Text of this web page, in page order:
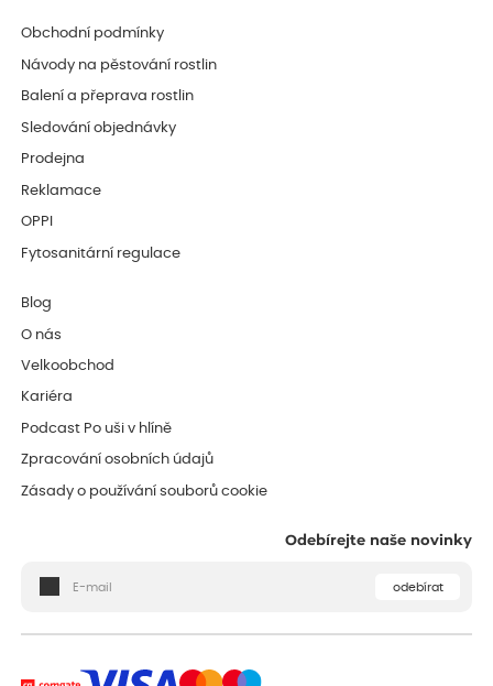
Obchodní podmínky
Návody na pěstování rostlin
Balení a přeprava rostlin
Sledování objednávky
Prodejna
Reklamace
OPPI
Fytosanitární regulace
Blog
O nás
Velkoobchod
Kariéra
Podcast Po uši v hlíně
Zpracování osobních údajů
Zásady o používání souborů cookie
Odebírejte naše novinky
odebírat